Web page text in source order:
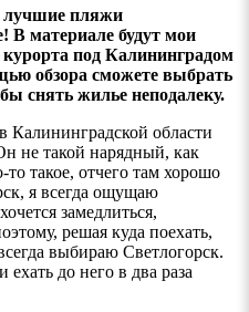
лучшие пляжи
В материале будут мои
под Калининградом
обзора сможете выбрать
снять жилье неподалеку.
Калининградской области
не такой нарядный, как
то такое, отчего там хорошо
я всегда ощущаю
замедлиться,
решая куда поехать,
выбираю Светлогорск.
до него в два раза